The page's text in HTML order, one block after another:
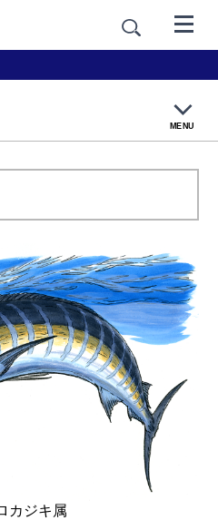
MENU
シングトップページ
カジキ属